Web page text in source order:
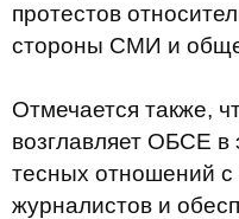
протестов
стороны СМИ и
Отмечается также,
возглавляет ОБСЕ в
тесных отношений
журналистов и